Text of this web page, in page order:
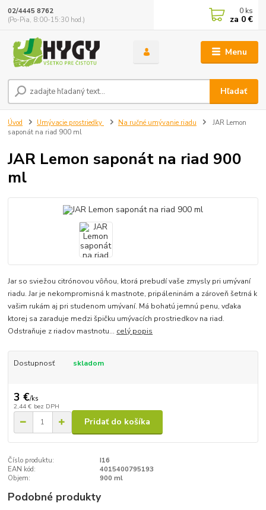
Menu
Hľadať
02/4445 8762
(Po-Pia, 8:00-15:30 hod.)
0 ks
za 0 €
Úvod Umývacie prostriedky Na ručné umývanie riadu
JAR Lemon
saponát na riad 900 ml
JAR Lemon saponát na riad 900
ml
Jar so sviežou citrónovou vôňou, ktorá prebudí vaše zmysly pri umývaní
riadu. Jar je nekompromisná k mastnote, pripáleninám a zároveň šetrná k
vašim rukám aj pri studenom umývaní. Má bohatú jemnú penu, vďaka
ktorej sa zaraduje medzi špičku umývacích prostriedkov na riad.
Odstraňuje z riadov mastnotu... celý popis
Dostupnosť skladom
3 €/ks
2,44 € bez DPH
Pridať do košíka
Číslo produktu:
I16
EAN kód:
4015400795193
Objem:
900 ml
Podobné produkty